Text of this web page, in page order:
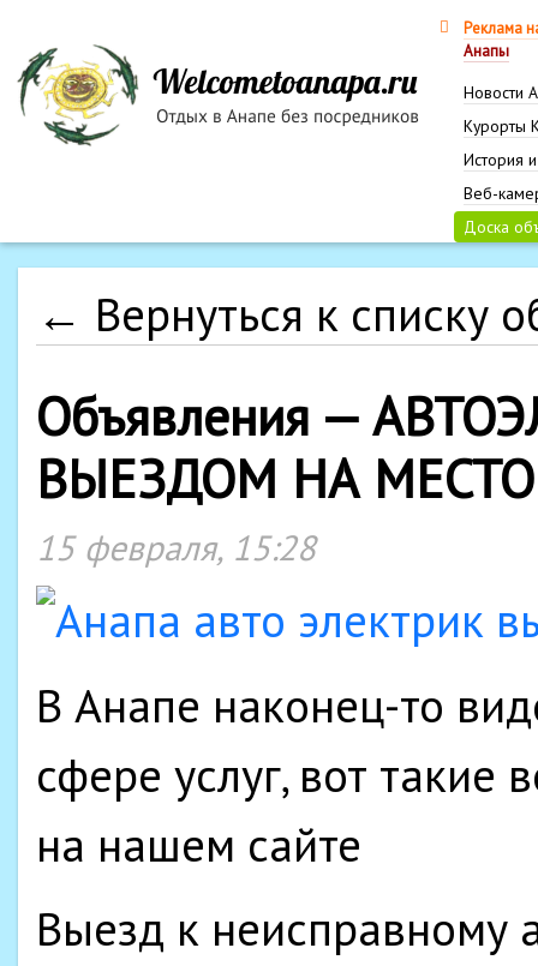
Реклама
Анапы
Новости
Курорты
История
Веб-
Доска
← Вернуться к списку
Объявления —
ВЫЕЗДОМ НА
15 февраля, 15:28
В Анапе наконец-то
сфере услуг, вот такие
на нашем сайте
Выезд к неисправному